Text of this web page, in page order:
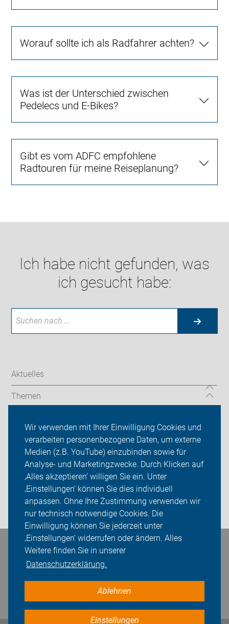
Wir verwenden mit Ihrer Einwilligung Cookies und
verarbeiten personenbezogene Daten, um externe
Medien (z.B. YouTube) einzubinden sowie für
Analyse- und Marketingzwecke. Durch Klicken auf
‚Alles akzeptieren‘ willigen Sie ein. Unter
‚Einstellungen‘ können Sie dies individuell
anpassen. Ohne Ihre Zustimmung verwenden wir
nur technisch notwendige Cookies. Die
Einwilligung können Sie jederzeit unter
‚Einstellungen‘ widerrufen oder ändern. Alles
Weitere finden Sie in unserer
Datenschutzerklärung.
Ablehnen
Einstellungen
Worauf sollte ich als Radfahrer achten?
Was ist der Unterschied zwischen
Pedelecs und E-Bikes?
Gibt es vom ADFC empfohlene
Radtouren für meine Reiseplanung?
Ich habe nicht gefunden, was
ich gesucht habe:
Aktuelles
Themen
Das machen wir
Sei dabei
Presse
Login
Bleiben Sie in Kontakt